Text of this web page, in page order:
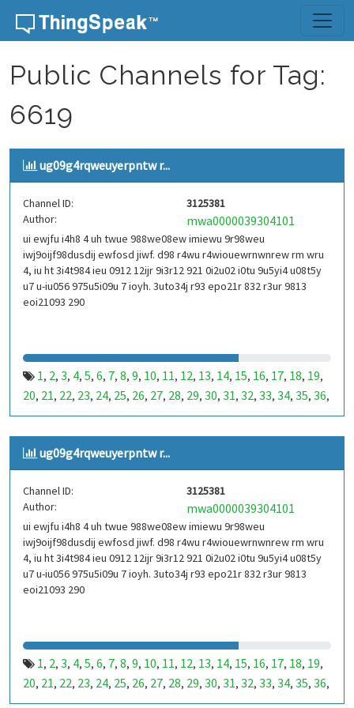
Skip to content
Public Channels for Tag:
6619
ug09g4rqweuyerpntw r...
Channel ID:
3125381
Author:
mwa0000039304101
ui ewjfu i4h8 4 uh twue 988we08ew imiewu 9r98weu
iwj9oijf98dusdij ewfosd jiwf. d98 r4wu r4wiouewrnwnrew rm wru
4, iu ht 3i4t984 ieu 0912 12ijr 9i3r12 921 0i2u02 i0tu 9u5yi4 u08t5y
u7 u-iu056 975u5i09u 7 ioyh. 3uto34j r93 epo21r 832 r3ur 9813
eoi21093 290
1, 2, 3, 4, 5, 6, 7, 8, 9, 10, 11, 12, 13, 14, 15, 16, 17, 18, 19,
20, 21, 22, 23, 24, 25, 26, 27, 28, 29, 30, 31, 32, 33, 34, 35, 36,
37,38,39,40,41,42,43,44,45,46,47,48,49,50,51,52,53,
99,100,101,102,103,104,105,106,107,108,109,110,
111,112,113,114,115,116,
123,124,125,126,127,128,129,130,131,132,133,134,
135,136,137 141,142,143
147,148 153,154,155,156,157,158
159,160,161,162,163,164,165 ,166,167,168,
171 ,172,173 ,174,175,176,177,178,179 ,180,181 ,182,
183,184,185,186, 187,188,189 ,190,191,192,193,194
195,196 ,197
231,232,233,234,235,236,237,238,239,
243, 244, 245, 246, 247,248,249,250 ,251,252, 253 ,254,
255 ,256,257, 258,259,260,261,262,263 ,264,265 , 266
ug09g4rqweuyerpntw r...
Channel ID:
3125381
Author:
mwa0000039304101
ui ewjfu i4h8 4 uh twue 988we08ew imiewu 9r98weu
iwj9oijf98dusdij ewfosd jiwf. d98 r4wu r4wiouewrnwnrew rm wru
4, iu ht 3i4t984 ieu 0912 12ijr 9i3r12 921 0i2u02 i0tu 9u5yi4 u08t5y
u7 u-iu056 975u5i09u 7 ioyh. 3uto34j r93 epo21r 832 r3ur 9813
eoi21093 290
1, 2, 3, 4, 5, 6, 7, 8, 9, 10, 11, 12, 13, 14, 15, 16, 17, 18, 19,
20, 21, 22, 23, 24, 25, 26, 27, 28, 29, 30, 31, 32, 33, 34, 35, 36,
37,38,39,40,41,42,43,44,45,46,47,48,49,50,51,52,53,